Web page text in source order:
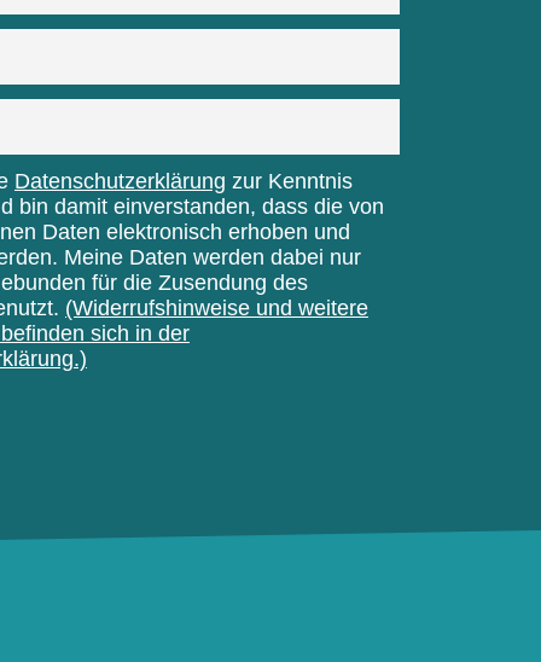
Datenschutzerklärung zur Kenntnis
bin damit einverstanden, dass die von
Daten elektronisch erhoben und
Meine Daten werden dabei nur
für die Zusendung des
(Widerrufshinweise und weitere
sich in der